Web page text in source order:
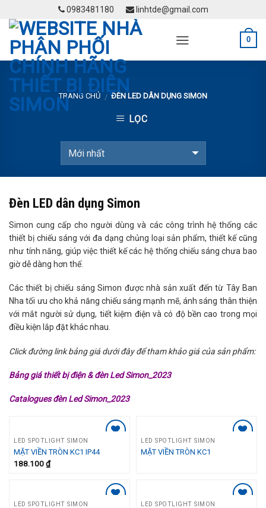
content
0983481180 linhtde@gmail.com
0
TRANG CHỦ / ĐÈN LED DÂN DỤNG SIMON
LỌC
Đèn LED dân dụng Simon
Simon cung cấp cho người dùng và các công trình hệ thống các
thiết bị chiếu sáng với đa dạng chủng loại sản phẩm, thiết kế cũng
như tính năng, giúp việc thiết kế các hệ thống chiếu sáng chưa bao
giờ dễ dàng hơn thế.
Các thiết bị chiếu sáng Simon được nhà sản xuất đến từ Tây Ban
Nha tối ưu cho khả năng chiếu sáng mạnh mẽ, ánh sáng thân thiện
với mắt người sử dụng, tiết kiệm điện và có độ bền cao trong mọi
điều kiện lắp đặt khác nhau.
Click đường link bảng giá dưới đây để tham khảo giá của sản phẩm:
Bảng giá thiết bị điện & đèn Led Simon_2023
Catalogues đèn Led Simon_2023
LED SPOTLIGHT SIMON
MẶT VIỀN TRÒN KC1 IP44
188.100₫
LED SPOTLIGHT SIMON
MẶT VIỀN TRÒN KC1
LED SPOTLIGHT SIMON LED SPOTLIGHT SIMON